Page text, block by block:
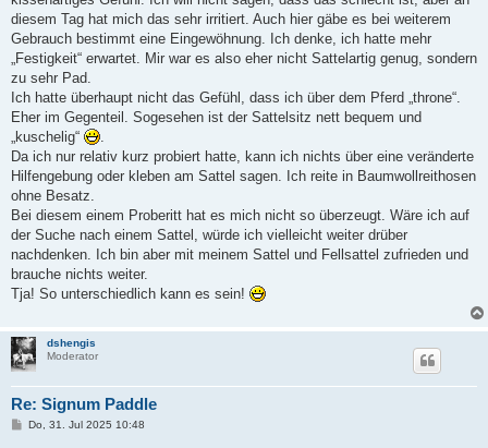
diesem Tag hat mich das sehr irritiert. Auch hier gäbe es bei weiterem
Gebrauch bestimmt eine Eingewöhnung. Ich denke, ich hatte mehr
„Festigkeit“ erwartet. Mir war es also eher nicht Sattelartig genug, sondern
zu sehr Pad.
Ich hatte überhaupt nicht das Gefühl, dass ich über dem Pferd „throne“.
Eher im Gegenteil. Sogesehen ist der Sattelsitz nett bequem und
„kuschelig“
Da ich nur relativ kurz probiert hatte, kann ich nichts über eine veränderte
Hilfengebung oder kleben am Sattel sagen. Ich reite in Baumwollreithosen
ohne Besatz.
Bei diesem einem Proberitt hat es mich nicht so überzeugt. Wäre ich auf
der Suche nach einem Sattel, würde ich vielleicht weiter drüber
nachdenken. Ich bin aber mit meinem Sattel und Fellsattel zufrieden und
brauche nichts weiter.
Tja! So unterschiedlich kann es sein!
dshengis
Moderator
Re: Signum Paddle
BDo, 31. Jul 2025 10:48